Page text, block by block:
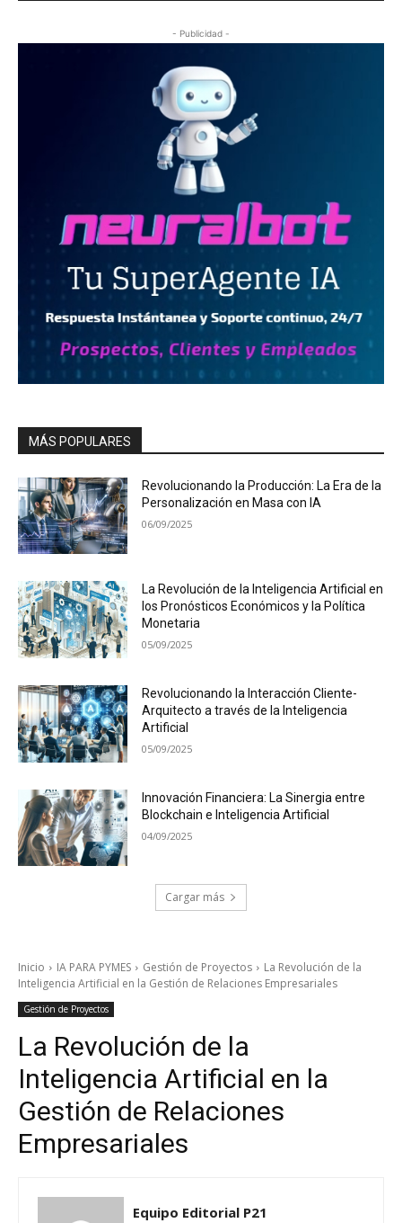
- Publicidad -
MÁS POPULARES
Revolucionando la Producción: La Era de la
Personalización en Masa con IA
06/09/2025
La Revolución de la Inteligencia Artificial en
los Pronósticos Económicos y la Política
Monetaria
05/09/2025
Revolucionando la Interacción Cliente-
Arquitecto a través de la Inteligencia
Artificial
05/09/2025
Innovación Financiera: La Sinergia entre
Blockchain e Inteligencia Artificial
04/09/2025
Cargar más